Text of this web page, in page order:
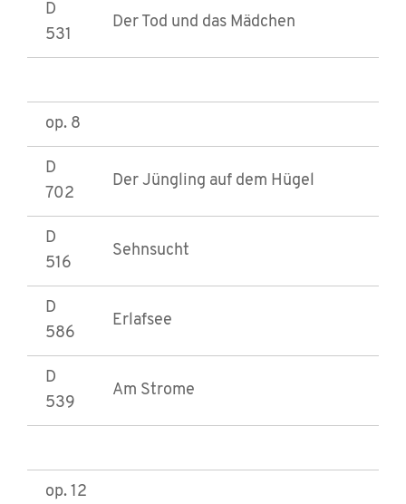
D
531
Der Tod und das Mädchen
op. 8
D
702
Der Jüngling auf dem Hügel
D
516
Sehnsucht
D
586
Erlafsee
D
539
Am Strome
op. 12